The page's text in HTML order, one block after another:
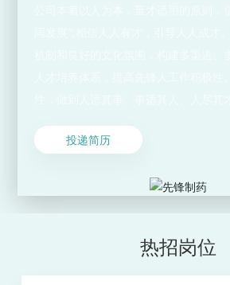
投递简历
热招岗位